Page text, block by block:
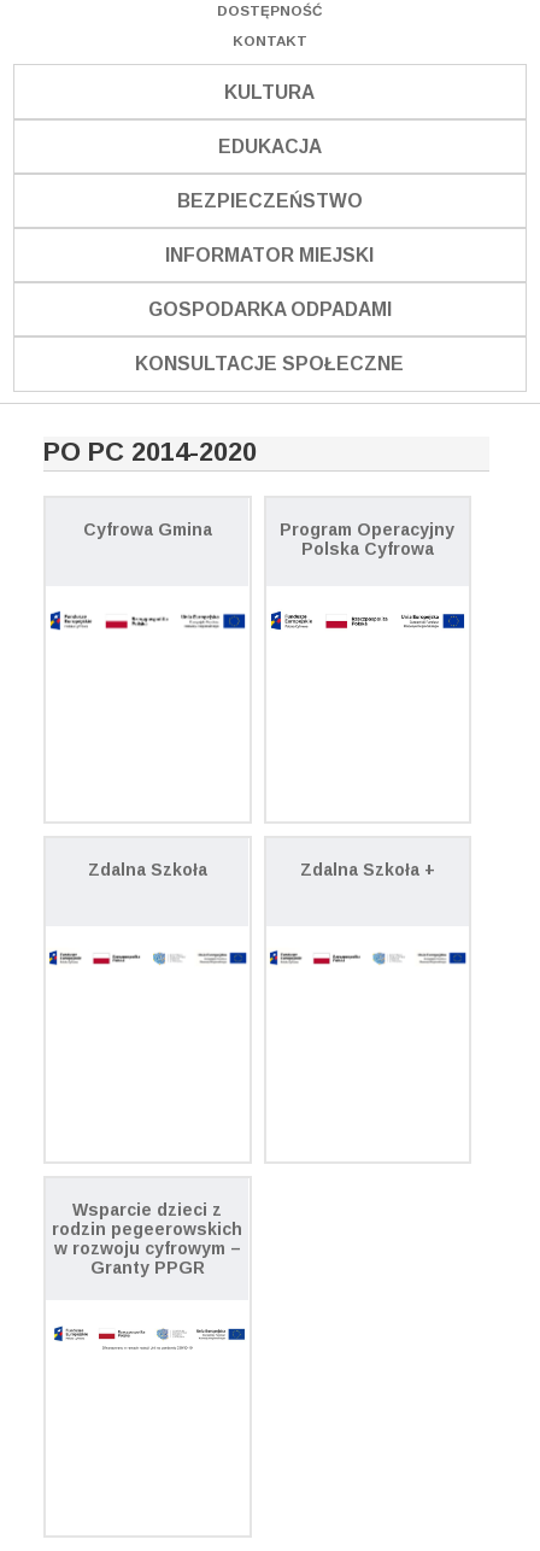
DOSTĘPNOŚĆ
KONTAKT
KULTURA
EDUKACJA
BEZPIECZEŃSTWO
INFORMATOR MIEJSKI
GOSPODARKA ODPADAMI
KONSULTACJE SPOŁECZNE
PO PC 2014-2020
Cyfrowa Gmina
Program Operacyjny
Polska Cyfrowa
Zdalna Szkoła Zdalna Szkoła +
Wsparcie dzieci z
rodzin pegeerowskich
w rozwoju cyfrowym –
Granty PPGR